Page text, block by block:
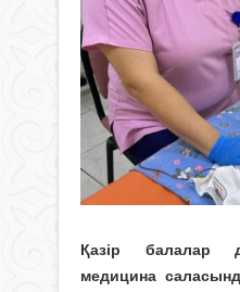
Қазір балалар
медицина